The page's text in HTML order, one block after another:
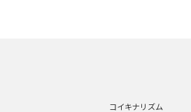
コイキナリズム